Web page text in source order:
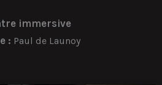
immersive
: Paul de Launoy